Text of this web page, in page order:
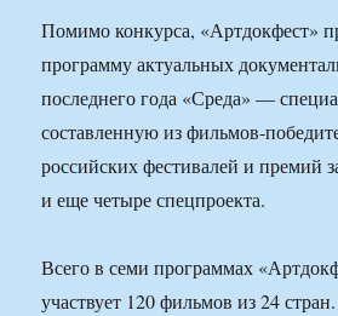
Помимо конкурса, «Артдокфест»
программу актуальных
последнего года «Среда» —
составленную из фильмов-
российских фестивалей и премий
и еще четыре спецпроекта.
Всего в семи программах
участвует 120 фильмов из 24